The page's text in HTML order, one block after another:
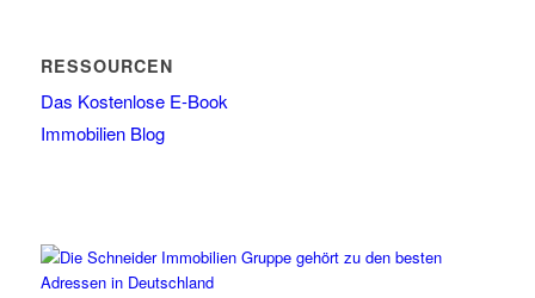
RESSOURCEN
Das Kostenlose E-Book
Immobilien Blog